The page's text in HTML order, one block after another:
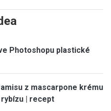
Photoshopu plastické
z mascarpone krému
| recept